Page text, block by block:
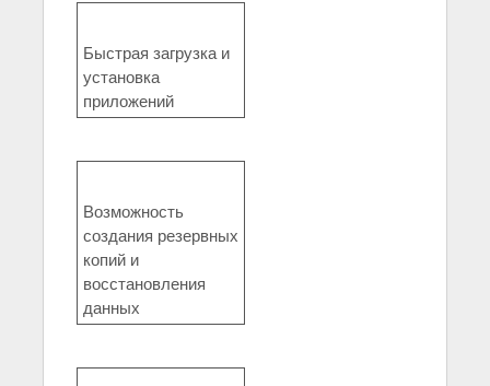
Быстрая загрузка и
установка
приложений
Возможность
создания резервных
копий и
восстановления
данных